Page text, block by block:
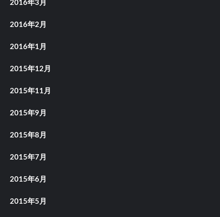
2016年3月
2016年2月
2016年1月
2015年12月
2015年11月
2015年9月
2015年8月
2015年7月
2015年6月
2015年5月